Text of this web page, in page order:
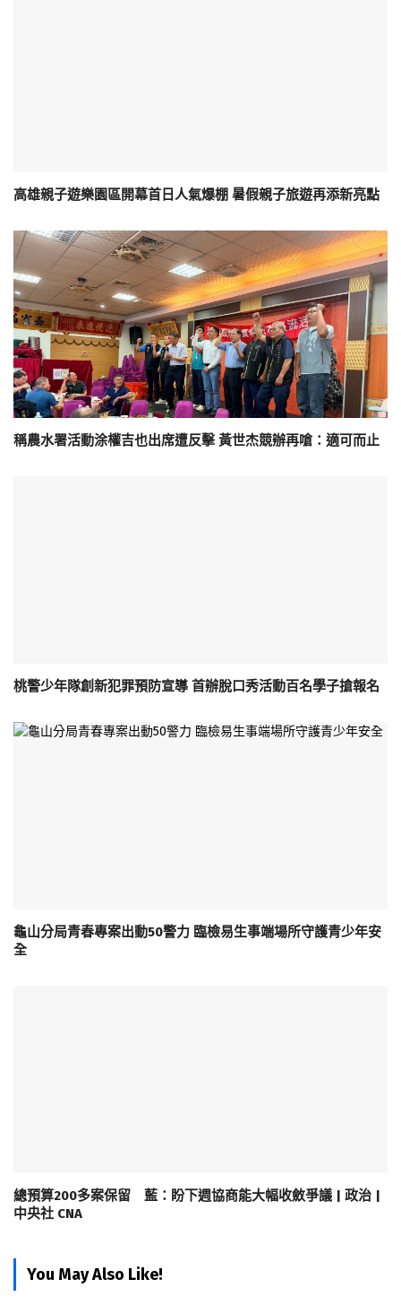
高雄親子遊樂園區開幕首日人氣爆棚 暑假親子旅遊再添新亮點
稱農水署活動涂權吉也出席遭反擊 黃世杰競辦再嗆：適可而止
桃警少年隊創新犯罪預防宣導 首辦脫口秀活動百名學子搶報名
龜山分局青春專案出動50警力 臨檢易生事端場所守護青少年安
全
總預算200多案保留 藍：盼下週協商能大幅收斂爭議 | 政治 |
中央社 CNA
You May Also Like!